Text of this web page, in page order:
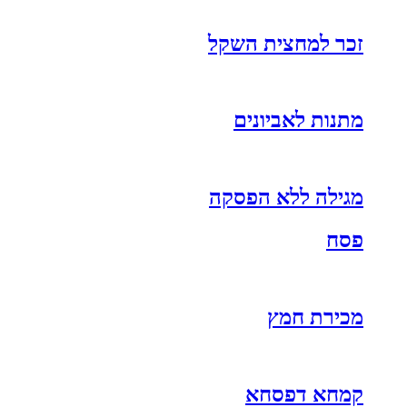
זכר למחצית השקל
מתנות לאביונים
מגילה ללא הפסקה
פסח
מכירת חמץ
קמחא דפסחא